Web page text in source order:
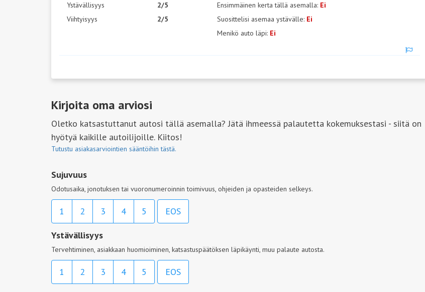
Ystävällisyys
Viihtyisyys
2/5
2/5
Ensimmäinen kerta tällä asemalla: Ei
Suosittelisi asemaa ystävälle: Ei
Menikö auto läpi: Ei
Kirjoita oma arviosi
Oletko katsastuttanut autosi tällä asemalla? Jätä ihmeessä palautetta kokemuksestasi - siitä on
hyötyä kaikille autoilijoille. Kiitos!
Tutustu asiakasarviointien sääntöihin tästä.
Sujuvuus
Odotusaika, jonotuksen tai vuoronumeroinnin toimivuus, ohjeiden ja opasteiden selkeys.
1 2 3 4 5 EOS
Ystävällisyys
Tervehtiminen, asiakkaan huomioiminen, katsastuspäätöksen läpikäynti, muu palaute autosta.
1 2 3 4 5 EOS